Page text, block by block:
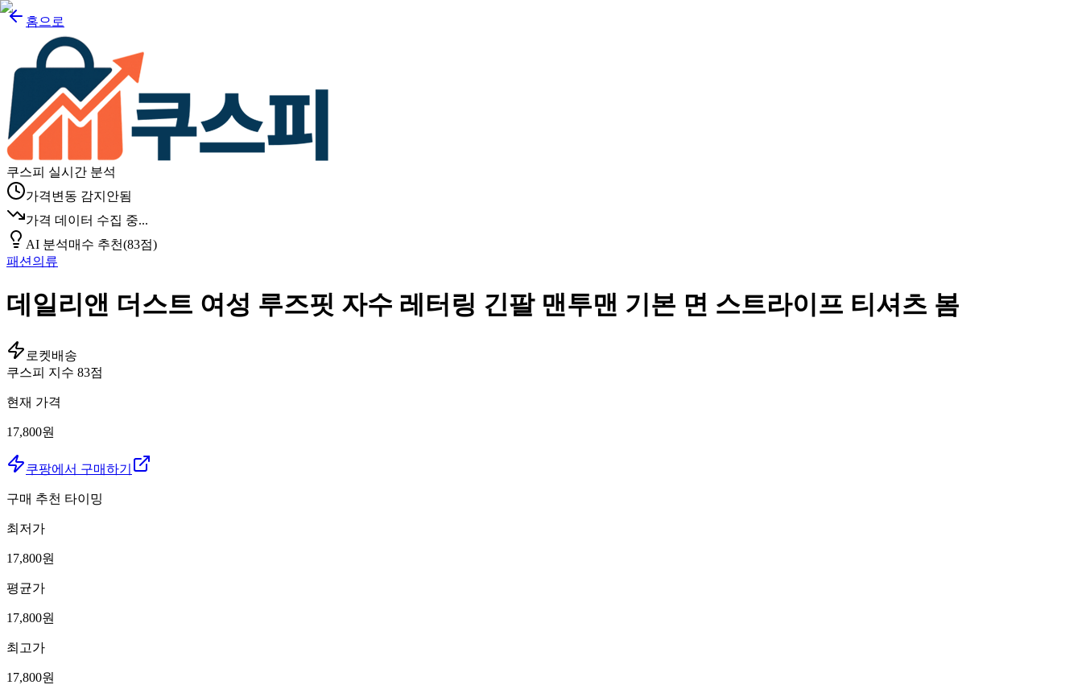
홈으로
쿠스피 실시간 분석
가격변동 감지안됨
가격 데이터 수집 중...
AI 분석매수 추천(83점)
패션의류
데일리앤 더스트 여성 루즈핏 자수 레터링 긴팔 맨투맨 기본 면 스트라이프 티셔츠 봄
로켓배송
쿠스피 지수 83점
현재 가격
17,800원
쿠팡에서 구매하기
구매 추천 타이밍
최저가
17,800원
평균가
17,800원
최고가
17,800원